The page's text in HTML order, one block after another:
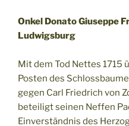
Onkel Donato Giuseppe
Ludwigsburg
Mit dem Tod Nettes 1715
Posten des
gegen Carl Friedrich von
beteiligt seinen Neffen
Einverständnis des